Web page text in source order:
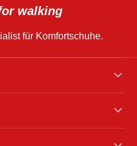
walking
für Komfortschuhe.